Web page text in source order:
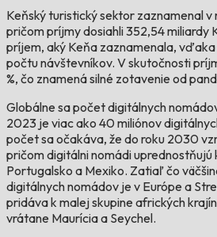
Keňský turistický sektor zaznamenal
pričom príjmy dosiahli 352,54 miliardy
príjem, aký Keňa zaznamenala,
počtu návštevníkov. V skutočnosti
%, čo znamená silné zotavenie od
Globálne sa počet digitálnych
2023 je viac ako 40 miliónov
počet sa očakáva, že do roku 2030
pričom digitálni nomádi
Portugalsko a Mexiko. Zatiaľ čo
digitálnych nomádov je v Európe a
pridáva k malej skupine afrických
vrátane Maurícia a Seychel.